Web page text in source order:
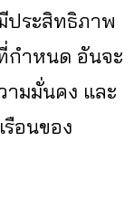
ระสิทธิภาพ
กำหนด อันจะ
ามมั่นคง และ
อนของ